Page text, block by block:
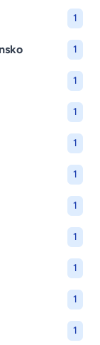
1
1
1
1
1
1
1
1
1
1
1